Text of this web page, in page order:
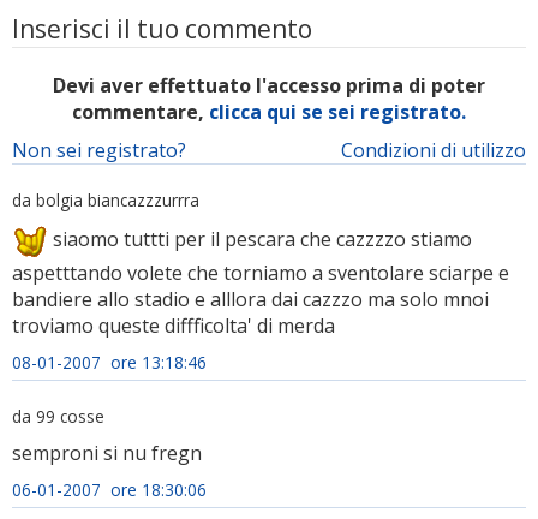
Inserisci il tuo commento
Devi aver effettuato l'accesso prima di poter
commentare, clicca qui se sei registrato.
Condizioni di utilizzo
Non sei registrato?
da bolgia biancazzzurrra
siaomo tuttti per il pescara che cazzzzo stiamo
aspetttando volete che torniamo a sventolare sciarpe e
bandiere allo stadio e alllora dai cazzzo ma solo mnoi
troviamo queste diffficolta' di merda
08-01-2007 ore 13:18:46
da 99 cosse
semproni si nu fregn
06-01-2007 ore 18:30:06